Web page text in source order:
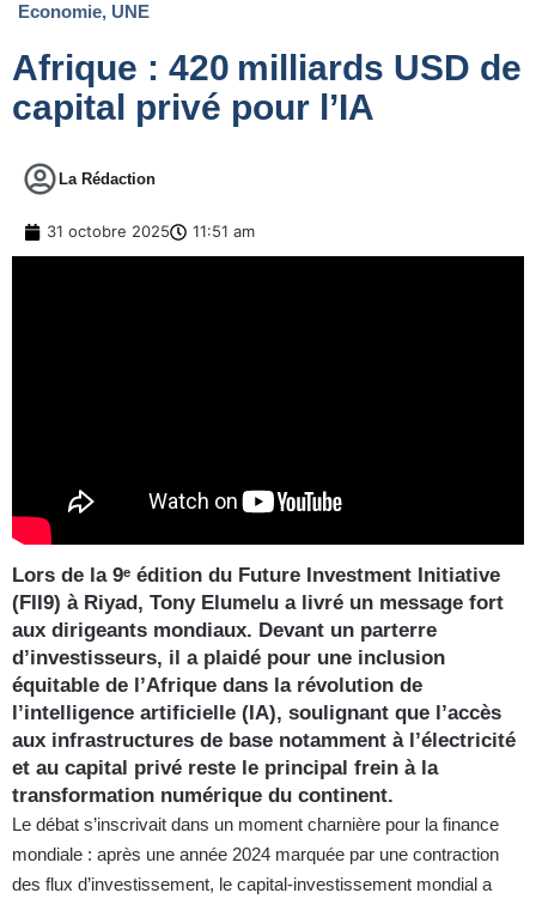
Economie, UNE
Afrique : 420 milliards USD de
capital privé pour l’IA
La Rédaction
31 octobre 2025 11:51 am
Lors de la 9ᵉ édition du Future Investment Initiative
(FII9) à Riyad, Tony Elumelu a livré un message fort
aux dirigeants mondiaux. Devant un parterre
d’investisseurs, il a plaidé pour une inclusion
équitable de l’Afrique dans la révolution de
l’intelligence artificielle (IA), soulignant que l’accès
aux infrastructures de base notamment à l’électricité
et au capital privé reste le principal frein à la
transformation numérique du continent.
Le débat s’inscrivait dans un moment charnière pour la finance
mondiale : après une année 2024 marquée par une contraction
des flux d’investissement, le capital-investissement mondial a